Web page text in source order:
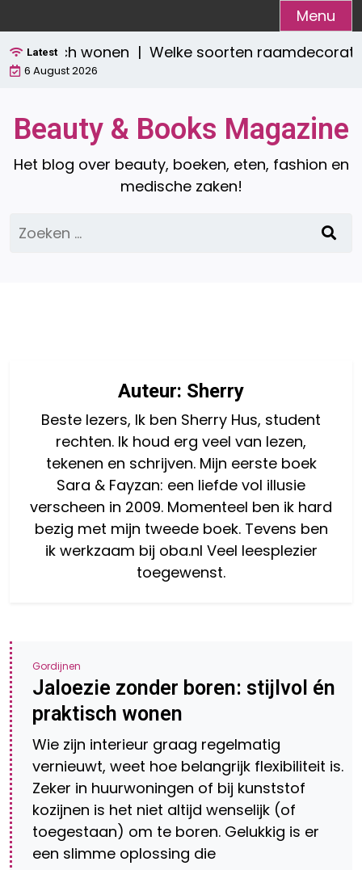
naar
de
inhoud
Menu
Latest wonen |Welke soorten raamdecoratie
6 August 2026
Beauty & Books Magazine
Het blog over beauty, boeken, eten, fashion en
medische zaken!
Zoeken
naar:
Auteur: Sherry
Beste lezers, Ik ben Sherry Hus, student
rechten. Ik houd erg veel van lezen,
tekenen en schrijven. Mijn eerste boek
Sara & Fayzan: een liefde vol illusie
verscheen in 2009. Momenteel ben ik hard
bezig met mijn tweede boek. Tevens ben
ik werkzaam bij oba.nl Veel leesplezier
toegewenst.
Gordijnen
Jaloezie zonder boren: stijlvol én
praktisch wonen
Wie zijn interieur graag regelmatig
vernieuwt, weet hoe belangrijk flexibiliteit is.
Zeker in huurwoningen of bij kunststof
kozijnen is het niet altijd wenselijk (of
toegestaan) om te boren. Gelukkig is er
een slimme oplossing die